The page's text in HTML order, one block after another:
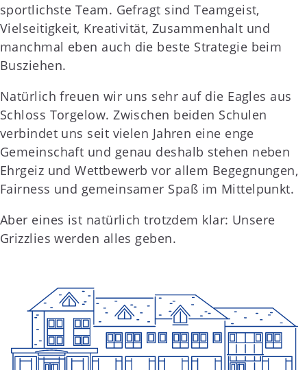
sportlichste Team. Gefragt sind Teamgeist,
Vielseitigkeit, Kreativität, Zusammenhalt und
manchmal eben auch die beste Strategie beim
Busziehen.
Natürlich freuen wir uns sehr auf die Eagles aus
Schloss Torgelow. Zwischen beiden Schulen
verbindet uns seit vielen Jahren eine enge
Gemeinschaft und genau deshalb stehen neben
Ehrgeiz und Wettbewerb vor allem Begegnungen,
Fairness und gemeinsamer Spaß im Mittelpunkt.
Aber eines ist natürlich trotzdem klar: Unsere
Grizzlies werden alles geben.